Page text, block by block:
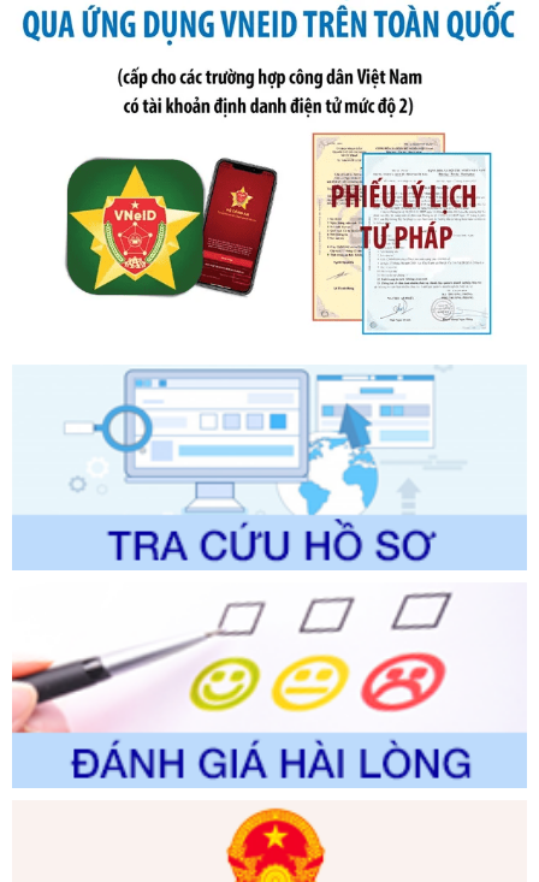
Số kí hiệu: 291/2026/NĐ-CP
Tên: Nghị định số 291/2026/NĐ-CP của Chính phủ: Sửa
đổi, bổ sung một số điều của Nghị định số 125/2020/NĐ-СР
ngày 19 tháng 10 năm 2020 của Chính phủ quy định xử
phạt vi phạm hành chính về thuế, hóa đơn được sửa đổi, bổ
sung bởi Nghị định số 102/2021/NĐ-CP
Ngày ban hành: 20/07/2026
Số kí hiệu:2303/QĐ-UBND
Tên: Quyết định công bố Danh mục thủ tục hành chính mới
ban hành, được sửa đổi, bổ sung, bị bãi bỏ và phê duyệt
Quy trình nội bộ, quy trình điện tử giải quyết thủ tục hành
chính trong một số lĩnh vực thuộc phạm vi chức năng quản
Số kí hiệu:2304/QĐ-UBND
Tên: Quyết định công bố Danh mục thủ tục hành chính
được sửa đổi, bổ sung và phê duyệt Quy trình nội bộ, quy
trình điện tử giải quyết thủ tục hành chính trong lĩnh vực Du
lịch thuộc phạm vi chức năng quản lý của Sở Văn hóa, Thể
thao và Du lịch
Ngày ban hành: 01/06/2026
Tên: Về việc công bố Danh mục thủ tục hành chính sửa
đổi, bổ sung và phê duyệt Quy trình nội bộ, quy trình điện tử
trong giải quyết thủtục hành chính lĩnh vực biến đổi khí hậu
thuộc phạm vi giải quyết của Sở Nông nghiệp và Môi
trường
Ngày ban hành: 01/06/2026
Số kí hiệu:2300/QĐ-UBND
Tên: V/v công bố danh mục thủ tục hành chính được sửa
đổi, bổ sung và phê duyệt quy trình nội bộ, quy trình điện tử
giải quyết thủ tục hành chính trong lĩnh vực Luật sư thuộc
phạm vi chức năng quản lý của Sở Tư pháp